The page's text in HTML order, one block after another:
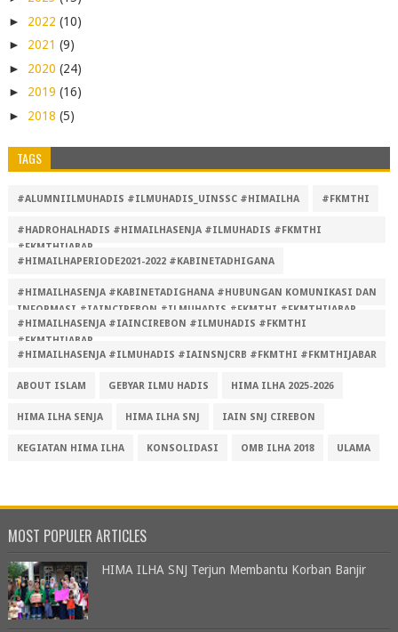
► 2022 (10)
► 2021 (9)
► 2020 (24)
► 2019 (16)
► 2018 (5)
TAGS
#ALUMNIILMUHADIS #ILMUHADIS_UINSSC #HIMAILHA #FKMTHI
#HADROHALHADIS #HIMAILHASENJA #ILMUHADIS #FKMTHI
#FKMTHIJABAR
#HIMAILHAPERIODE2021-2022 #KABINETADHIGANA
#HIMAILHASENJA #KABINETADIGHANA #HUBUNGAN KOMUNIKASI DAN
INFORMASI #IAINCIREBON #ILMUHADIS #FKMTHI #FKMTHIJABAR
#HIMAILHASENJA #IAINCIREBON #ILMUHADIS #FKMTHI
#FKMTHIJABAR
#HIMAILHASENJA #ILMUHADIS #IAINSNJCRB #FKMTHI #FKMTHIJABAR
ABOUT ISLAM GEBYAR ILMU HADIS HIMA ILHA 2025-2026
HIMA ILHA SENJA HIMA ILHA SNJ IAIN SNJ CIREBON
KEGIATAN HIMA ILHA KONSOLIDASI OMB ILHA 2018 ULAMA
MOST POPULER ARTICLES
HIMA ILHA SNJ Terjun Membantu Korban Banjir